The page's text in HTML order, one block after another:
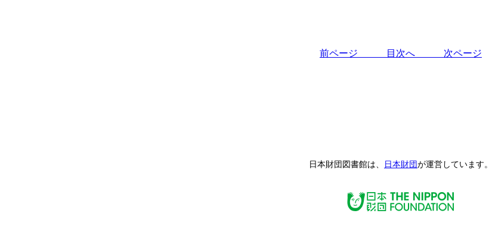
前ページ 目次へ 次ページ
日本財団図書館は、 日本財団が運営しています。